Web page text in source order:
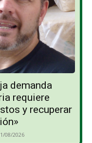
demanda
requiere
y recuperar
08/2026